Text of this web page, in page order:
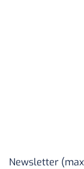
Newsletter